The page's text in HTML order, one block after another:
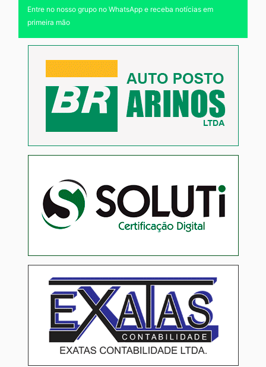
Entre no nosso grupo no WhatsApp e receba notícias em
primeira mão